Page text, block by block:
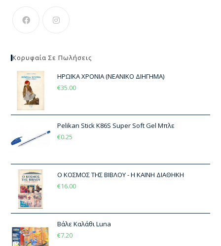
Κορυφαία Σε Πωλήσεις
ΗΡΩΪΚΑ ΧΡΟΝΙΑ (ΝΕΑΝΙΚΟ ΔΙΗΓΗΜΑ)
€35.00
Pelikan Stick K86S Super Soft Gel Μπλε
€0.25
Ο ΚΟΣΜΟΣ ΤΗΣ ΒΙΒΛΟΥ - Η ΚΑΙΝΗ ΔΙΑΘΗΚΗ
€16.00
Βάλε Καλάθι Luna
€7.20